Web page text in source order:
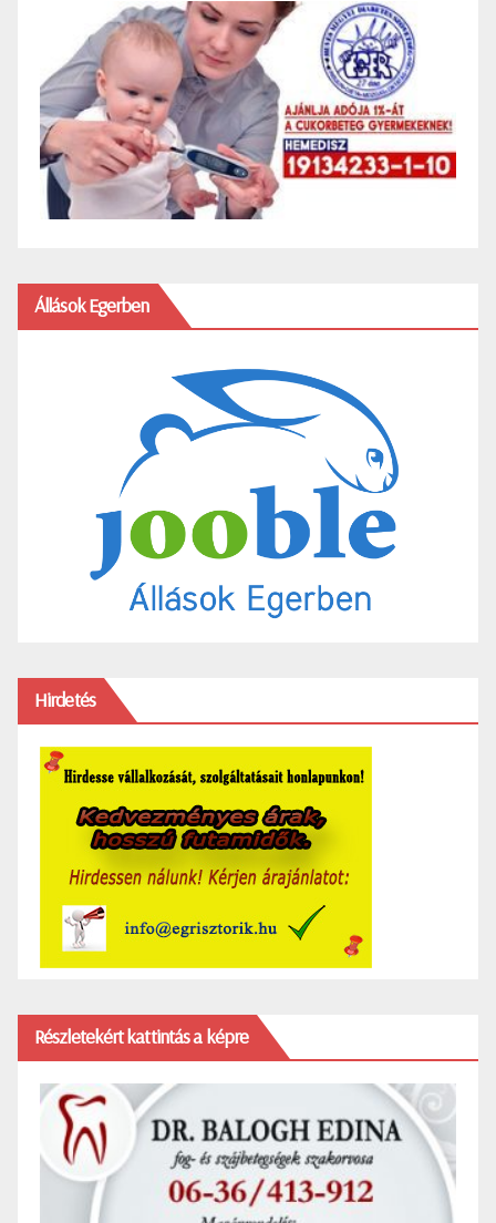
Állások Egerben
Hirdetés
Részletekért kattintás a képre